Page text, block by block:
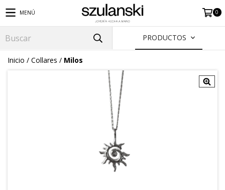
MENÚ 0
PRODUCTOS
Inicio / Collares / Milos